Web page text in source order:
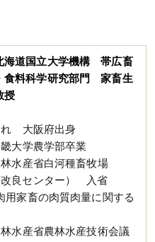
海道国立大学機構 帯広畜
料科学研究部門 家畜生
授
れ 大阪府出身
大学農学部卒業
水産省白河種畜牧場
良センター） 入省
家畜の肉質肉量に関する
水産省農林水産技術会議